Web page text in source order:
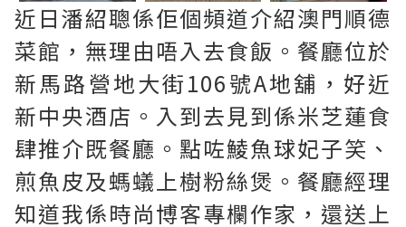
近日潘紹聰係佢個頻道介紹澳門順德
菜館，無理由唔入去食飯。餐廳位於
新馬路營地大街106號A地舖，好近
新中央酒店。入到去見到係米芝蓮食
肆推介既餐廳。點咗鯪魚球妃子笑、
煎魚皮及螞蟻上樹粉絲煲。餐廳經理
知道我係時尚博客專欄作家，還送上